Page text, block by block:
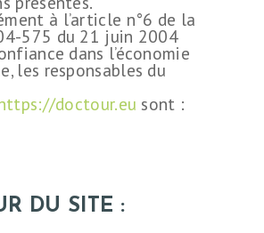
à l’article n°6 de la
575 du 21 juin 2004
dans l’économie
les responsables du
doctour.eu sont :
DU SITE :